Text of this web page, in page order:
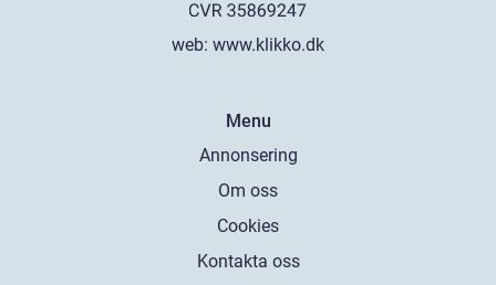
web: www.klikko.dk
Menu
Annonsering
Om oss
Cookies
Kontakta oss